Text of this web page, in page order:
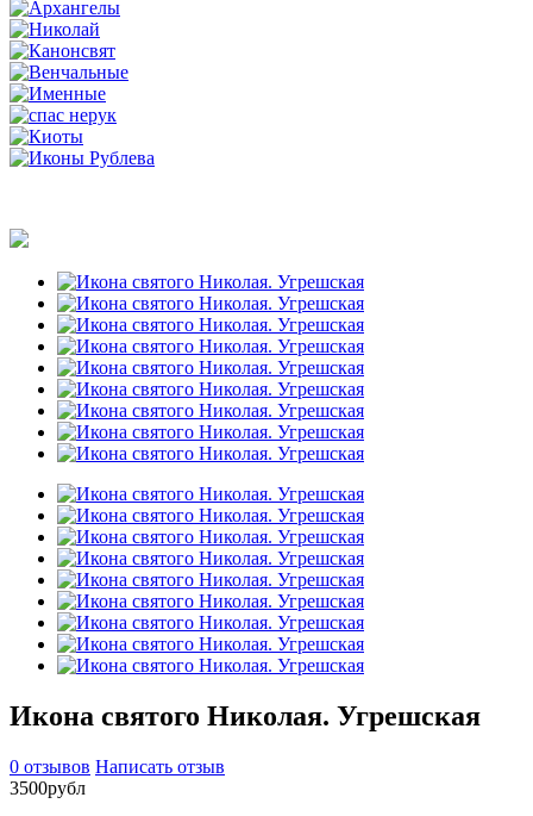
Икона святого Николая. Угрешская
0 отзывов Написать отзыв
3500рубл